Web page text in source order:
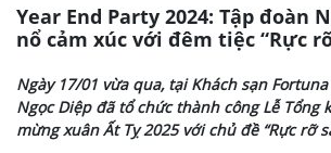
Year End Party 2024: Tập đoàn
nổ cảm xúc với đêm tiệc “Rực
Ngày 17/01 vừa qua, tại Khách sạn
Ngọc Diệp đã tổ chức thành công Lễ Tổng
mừng xuân Ất Tỵ 2025 với chủ đề “Rực rỡ